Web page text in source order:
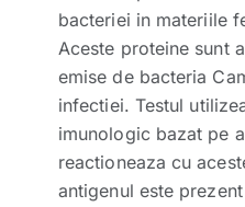
bacteriei in materiile
Aceste proteine sunt
emise de bacteria
infectiei. Testul
imunologic bazat pe
reactioneaza cu
antigenul este